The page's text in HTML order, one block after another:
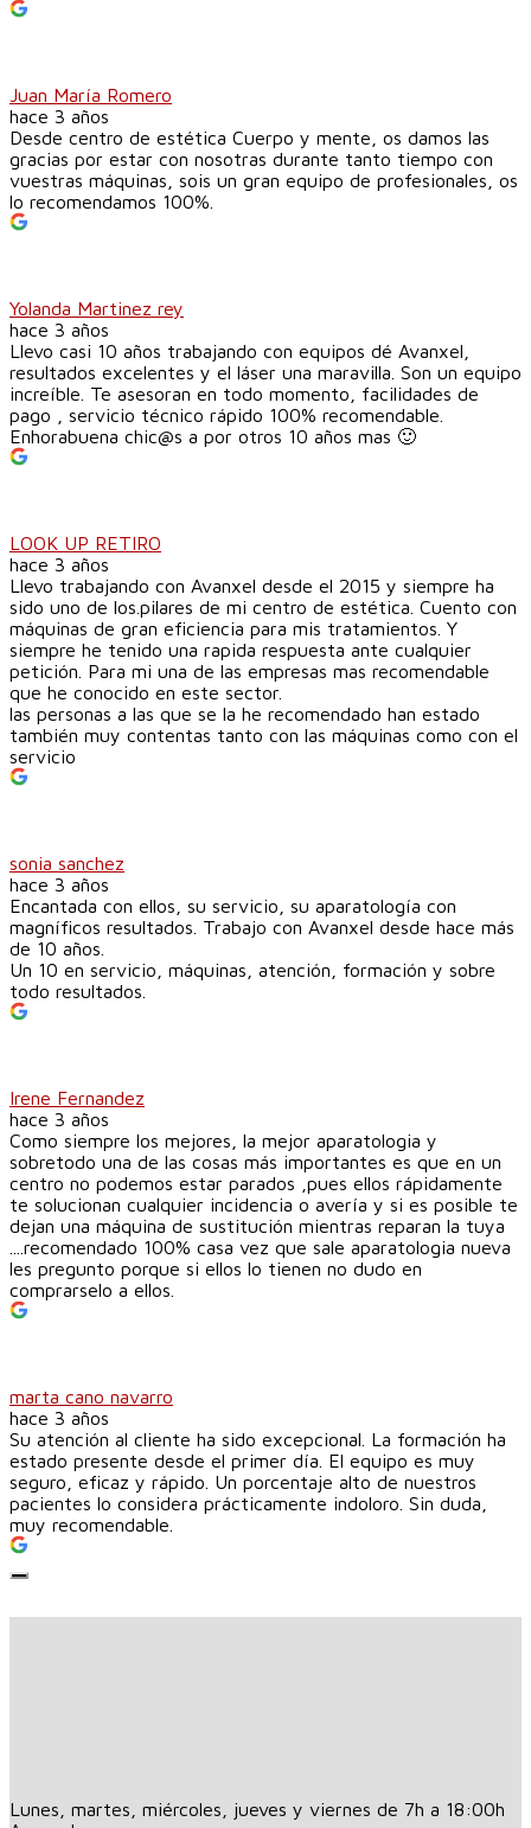
Juan María Romero
hace 3 años
Desde centro de estética Cuerpo y mente, os damos las
gracias por estar con nosotras durante tanto tiempo con
vuestras máquinas, sois un gran equipo de profesionales, os
lo recomendamos 100%.
Yolanda Martinez rey
hace 3 años
Llevo casi 10 años trabajando con equipos dé Avanxel,
resultados excelentes y el láser una maravilla. Son un equipo
increíble. Te asesoran en todo momento, facilidades de
pago , servicio técnico rápido 100% recomendable.
Enhorabuena chic@s a por otros 10 años mas 🙂
LOOK UP RETIRO
hace 3 años
Llevo trabajando con Avanxel desde el 2015 y siempre ha
sido uno de los.pilares de mi centro de estética. Cuento con
máquinas de gran eficiencia para mis tratamientos. Y
siempre he tenido una rapida respuesta ante cualquier
petición. Para mi una de las empresas mas recomendable
que he conocido en este sector.
las personas a las que se la he recomendado han estado
también muy contentas tanto con las máquinas como con el
servicio
sonia sanchez
hace 3 años
Encantada con ellos, su servicio, su aparatología con
magníficos resultados. Trabajo con Avanxel desde hace más
de 10 años.
Un 10 en servicio, máquinas, atención, formación y sobre
todo resultados.
Irene Fernandez
hace 3 años
Como siempre los mejores, la mejor aparatologia y
sobretodo una de las cosas más importantes es que en un
centro no podemos estar parados ,pues ellos rápidamente
te solucionan cualquier incidencia o avería y si es posible te
dejan una máquina de sustitución mientras reparan la tuya
....recomendado 100% casa vez que sale aparatologia nueva
les pregunto porque si ellos lo tienen no dudo en
comprarselo a ellos.
marta cano navarro
hace 3 años
Su atención al cliente ha sido excepcional. La formación ha
estado presente desde el primer día. El equipo es muy
seguro, eficaz y rápido. Un porcentaje alto de nuestros
pacientes lo considera prácticamente indoloro. Sin duda,
muy recomendable.
Lunes, martes, miércoles, jueves y viernes de 7h a 18:00h